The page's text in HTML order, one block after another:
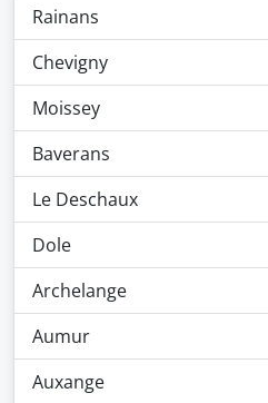
Rainans
Chevigny
Moissey
Baverans
Le Deschaux
Dole
Archelange
Aumur
Auxange